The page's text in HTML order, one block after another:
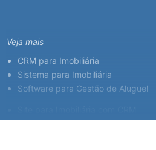
Veja mais
CRM para Imobiliária
Sistema para Imobiliária
Software para Gestão de Aluguel